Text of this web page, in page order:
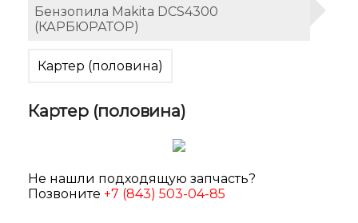
Бензопила Makita DCS4300
(КАРБЮРАТОР)
Картер (половина)
Картер (половина)
Не нашли подходящую запчасть?
Позвоните +7 (843) 503-04-85